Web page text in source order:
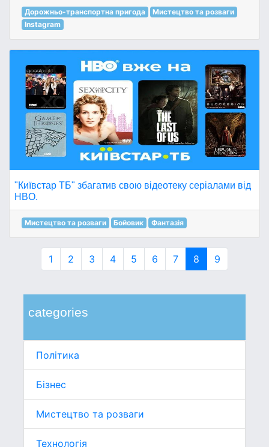
categories
Політика
Бізнес
Мистецтво та розваги
Технологія
Дорожньо-транспортна пригода
Мистецтво та розваги
Instagram
"Київстар ТБ" збагатив свою відеотеку серіалами від
HBO.
Мистецтво та розваги Бойовик Фантазія
1 2 3 4 5 6 7 8 9